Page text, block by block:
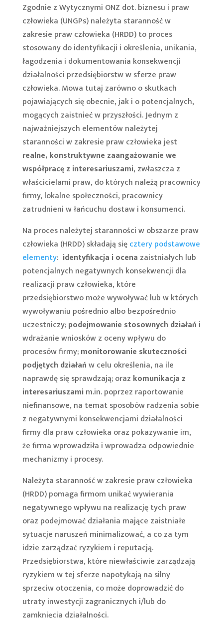
Zgodnie z Wytycznymi ONZ dot. biznesu i praw
człowieka (UNGPs) należyta staranność w
zakresie praw człowieka (HRDD) to proces
stosowany do identyfikacji i określenia, unikania,
łagodzenia i dokumentowania konsekwencji
działalności przedsiębiorstw w sferze praw
człowieka. Mowa tutaj zarówno o skutkach
pojawiających się obecnie, jak i o potencjalnych,
mogących zaistnieć w przyszłości. Jednym z
najważniejszych elementów należytej
staranności w zakresie praw człowieka jest
realne, konstruktywne zaangażowanie we
współpracę z interesariuszami, zwłaszcza z
właścicielami praw, do których należą pracownicy
firmy, lokalne społeczności, pracownicy
zatrudnieni w łańcuchu dostaw i konsumenci.
Na proces należytej staranności w obszarze praw
człowieka (HRDD) składają sięcztery podstawowe
elementy: identyfikacja i ocena zaistniałych lub
potencjalnych negatywnych konsekwencji dla
realizacji praw człowieka, które
przedsiębiorstwo może wywoływać lub w których
wywoływaniu pośrednio albo bezpośrednio
uczestniczy;podejmowanie stosownych działań i
wdrażanie wniosków z oceny wpływu do
procesów firmy;monitorowanie skuteczności
podjętych działańw celu określenia, na ile
naprawdę się sprawdzają; oraz komunikacja z
interesariuszamim.in. poprzez raportowanie
niefinansowe, na temat sposobów radzenia sobie
z negatywnymi konsekwencjami działalności
firmy dla praw człowieka oraz pokazywanie im,
że firma wprowadziła i wprowadza odpowiednie
mechanizmy i procesy.
Należyta staranność w zakresie praw człowieka
(HRDD) pomaga firmom unikać wywierania
negatywnego wpływu na realizację tych praw
oraz podejmować działania mające zaistniałe
sytuacje naruszeń minimalizować, a co za tym
idzie zarządzać ryzykiem i reputacją.
Przedsiębiorstwa, które niewłaściwie zarządzają
ryzykiem w tej sferze napotykają na silny
sprzeciw otoczenia, co może doprowadzić do
utraty inwestycji zagranicznych i/lub do
zamknięcia działalności.